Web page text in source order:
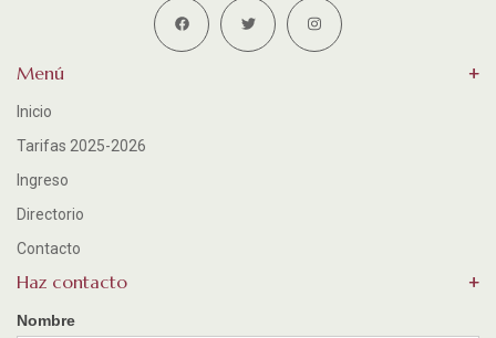
Menú
Inicio
Tarifas 2025-2026
Ingreso
Directorio
Contacto
Haz contacto
Nombre